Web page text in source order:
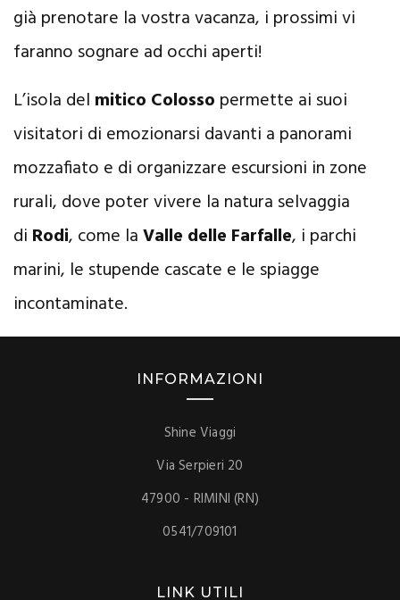
già prenotare la vostra vacanza, i prossimi vi
faranno sognare ad occhi aperti!
L’isola del mitico Colosso permette ai suoi
visitatori di emozionarsi davanti a panorami
mozzafiato e di organizzare escursioni in zone
rurali, dove poter vivere la natura selvaggia
di Rodi, come laValle delle Farfalle, i parchi
marini, le stupende cascate e le spiagge
incontaminate.
INFORMAZIONI
Shine Viaggi
Via Serpieri 20
47900 - RIMINI (RN)
0541/709101
LINK UTILI